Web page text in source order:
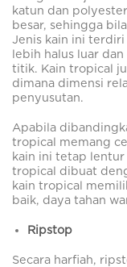
katun dan
besar, sehingga
Jenis kain ini
lebih halus luar
titik. Kain tropical
dimana dimensi
penyusutan.
Apabila
tropical memang
kain ini tetap lentur
tropical dibuat
kain tropical
baik, daya tahan
Ripstop
Secara harfiah,